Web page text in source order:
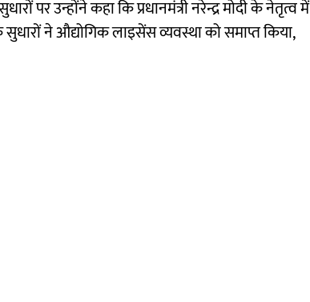
पर उन्होंने कहा कि प्रधानमंत्री नरेन्द्र मोदी के नेतृत्व में
ने औद्योगिक लाइसेंस व्यवस्था को समाप्त किया,